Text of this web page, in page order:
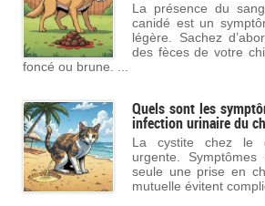
La présence du
canidé est un
légère. Sachez
des fèces de votre
foncé ou brune. ...
Quels sont les
infection urinaire du
La cystite chez le
urgente.
seule une prise en
mutuelle évitent